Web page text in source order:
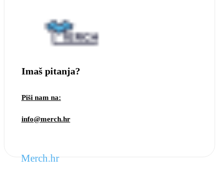
Imaš pitanja?
Piši nam na:
info@merch.hr
Merch.hr